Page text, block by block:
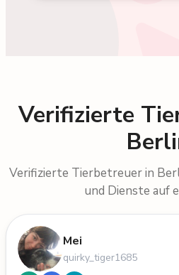
Verifizierte
Verifizierte Tierbetreuer in
und Dienste auf
Mei
quirky_tiger1685